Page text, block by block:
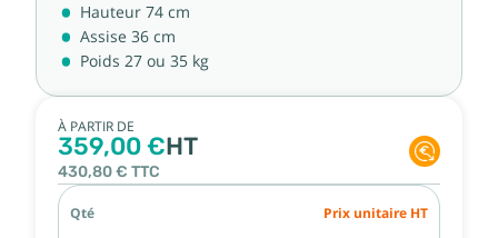
Hauteur 74 cm
Assise 36 cm
Poids 27 ou 35 kg
À PARTIR DE
359,00 €HT
430,80 € TTC
Qté Prix unitaire HT